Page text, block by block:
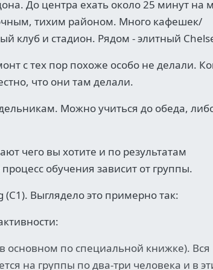
До центра ехать около 25 минут на
тихим районом. Много кафешек/
клуб и стадион. Рядом - элитный
с тех пор похоже особо не делали.
что они там делали.
Можно учиться до обеда,
чего вы хотите и по результатам
обучения зависит от группы.
Выглядело это примерно так:
основном по специальной книжке). Вся
на группы по два-три человека и в